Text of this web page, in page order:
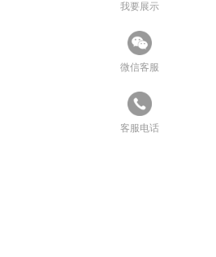
我要展示
微信客服
客服电话